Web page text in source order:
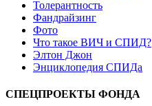
Толерантность
Фандрайзинг
Фото
Что такое ВИЧ и СПИД?
Элтон Джон
Энциклопедия СПИДа
СПЕЦПРОЕКТЫ ФОНДА